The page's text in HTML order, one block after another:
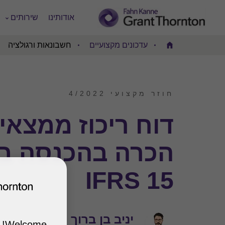
אודותינו שירותים
Home
עדכונים מקצועיים חשבונאות ורגולציה
חוזר מקצועי 4/2022
דוח ריכוז
הכרה בהכנסה
IFRS 15
יניב בן ברוך